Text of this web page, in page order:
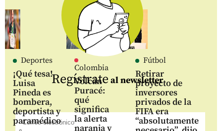
Deportes
¡Qué tesa!
Luisa
Pineda es
bombera,
deportista y
paramédico
Colombia
Volcán
Puracé:
qué
significa
la alerta
naranja y
Fútbol
Retirar
proyecto de
inversores
privados de la
FIFA era
“absolutamente
Regístrate al newsletter